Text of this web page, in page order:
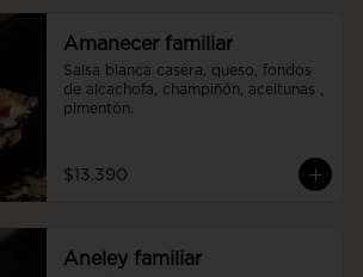
Amanecer familiar
Salsa blanca casera, queso, fondos
de alcachofa, champiñón, aceitunas ,
pimentón.
$13.390
Aneley familiar